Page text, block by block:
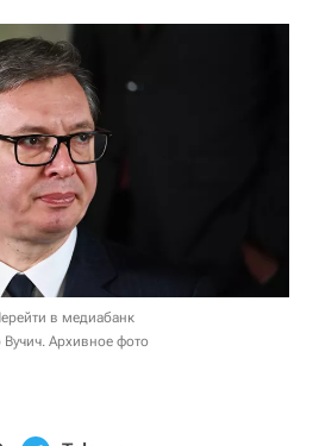
в медиабанк
Архивное фото